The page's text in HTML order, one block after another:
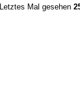
Letztes Mal gesehen